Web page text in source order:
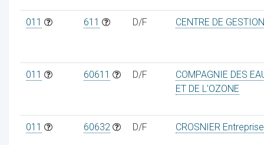
011 611 D/F CENTRE DE GESTION
011 60611 D/F
COMPAGNIE DES
ET DE L'OZONE
011 60632 D/F CROSNIER Entreprise